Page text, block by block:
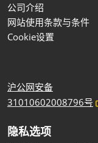
公司介绍
网站使用条款与条件
Cookie设置
沪公网安备
31010602008796号
隐私选项